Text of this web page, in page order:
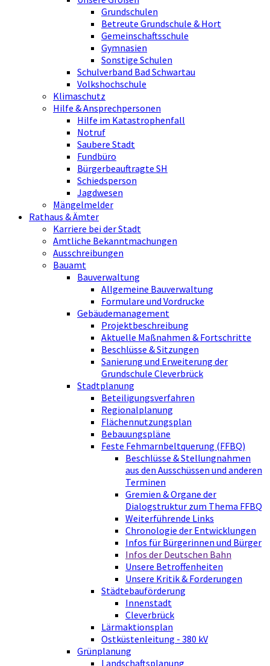
Grundschulen
Betreute Grundschule & Hort
Gemeinschaftsschule
Gymnasien
Sonstige Schulen
Schulverband Bad Schwartau
Volkshochschule
Klimaschutz
Hilfe & Ansprechpersonen
Hilfe im Katastrophenfall
Notruf
Saubere Stadt
Fundbüro
Bürgerbeauftragte SH
Schiedsperson
Jagdwesen
Mängelmelder
Rathaus & Ämter
Karriere bei der Stadt
Amtliche Bekanntmachungen
Ausschreibungen
Bauamt
Bauverwaltung
Allgemeine Bauverwaltung
Formulare und Vordrucke
Gebäudemanagement
Projektbeschreibung
Aktuelle Maßnahmen & Fortschritte
Beschlüsse & Sitzungen
Sanierung und Erweiterung der
Grundschule Cleverbrück
Stadtplanung
Beteiligungsverfahren
Regionalplanung
Flächennutzungsplan
Bebauungspläne
Feste Fehmarnbeltquerung (FFBQ)
Beschlüsse & Stellungnahmen
aus den Ausschüssen und anderen
Terminen
Gremien & Organe der
Dialogstruktur zum Thema FFBQ
Weiterführende Links
Chronologie der Entwicklungen
Infos für Bürgerinnen und Bürger
Infos der Deutschen Bahn
Unsere Betroffenheiten
Unsere Kritik & Forderungen
Städtebauförderung
Innenstadt
Cleverbrück
Lärmaktionsplan
Ostküstenleitung - 380 kV
Grünplanung
Landschaftsplanung